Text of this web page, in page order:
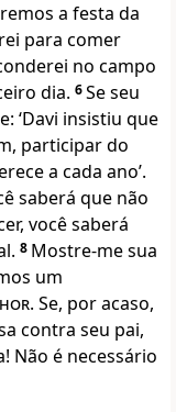
a festa da
para comer
no campo
dia. 6Se seu
‘Davi insistiu que
participar do
a cada ano’.
saberá que não
você saberá
8 Mostre-me sua
um
. Se, por acaso,
contra seu pai,
Não é necessário